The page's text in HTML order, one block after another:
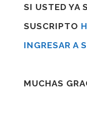
SI USTED YA
SUSCRIPTO
INGRESAR A
MUCHAS